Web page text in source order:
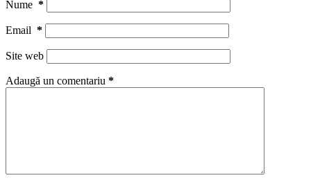
Nume *
Email *
Site web
Adaugă un comentariu *